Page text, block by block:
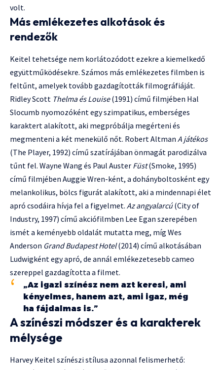
volt.
Más emlékezetes alkotások és
rendezők
Keitel tehetsége nem korlátozódott ezekre a kiemelkedő
együttműködésekre. Számos más emlékezetes filmben is
feltűnt, amelyek tovább gazdagították filmográfiáját.
Ridley Scott Thelma és Louise(1991) című filmjében Hal
Slocumb nyomozóként egy szimpatikus, emberséges
karaktert alakított, aki megpróbálja megérteni és
megmenteni a két menekülő nőt. Robert Altman A játékos
(The Player, 1992) című szatírájában önmagát parodizálva
tűnt fel. Wayne Wang és Paul Auster Füst(Smoke, 1995)
című filmjében Auggie Wren-ként, a dohányboltosként egy
melankolikus, bölcs figurát alakított, aki a mindennapi élet
apró csodáira hívja fel a figyelmet. Az angyalarcú(City of
Industry, 1997) című akciófilmben Lee Egan szerepében
ismét a keményebb oldalát mutatta meg, míg Wes
Anderson Grand Budapest Hotel(2014) című alkotásában
Ludwigként egy apró, de annál emlékezetesebb cameo
szereppel gazdagította a filmet.
„Az igazi színész nem azt keresi, ami
kényelmes, hanem azt, ami igaz, még
ha fájdalmas is.”
A színészi módszer és a karakterek
mélysége
Harvey Keitel színészi stílusa azonnal felismerhető: